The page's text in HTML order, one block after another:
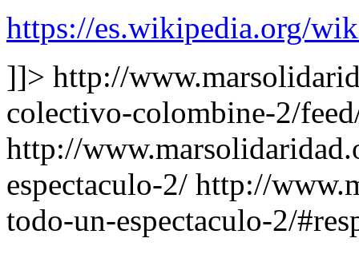
https://es.wikipedia.org/
]]> http://
colectivo-colombine-2/
http://
espectaculo-2/ http://
todo-un-espectaculo-2/